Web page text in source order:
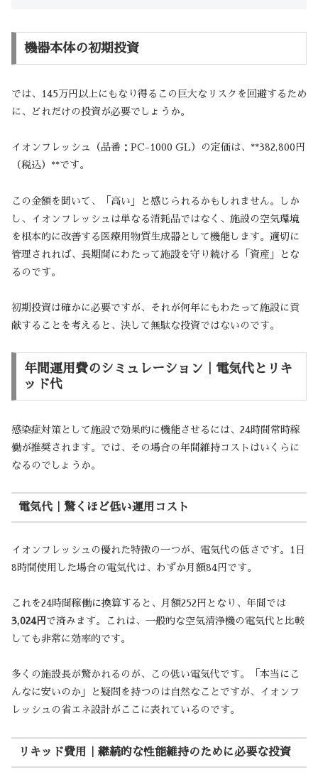
機器本体の初期投資
では、145万円以上にもなり得るこの巨大なリスクを回避するため
に、どれだけの投資が必要でしょうか。
イオンフレッシュ（品番：PC-1000 GL）の定価は、**382,800円
（税込）**です。
この金額を聞いて、「高い」と感じられるかもしれません。しか
し、イオンフレッシュは単なる消耗品ではなく、施設の空気環境
を根本的に改善する医療用物質生成器として機能します。適切に
管理されれば、長期間にわたって施設を守り続ける「資産」とな
るのです。
初期投資は確かに必要ですが、それが何年にもわたって施設に貢
献することを考えると、決して無駄な投資ではないのです。
年間運用費のシミュレーション｜電気代とリキ
ッド代
感染症対策として施設で効果的に機能させるには、24時間常時稼
働が推奨されます。では、その場合の年間維持コストはいくらに
なるのでしょうか。
電気代｜驚くほど低い運用コスト
イオンフレッシュの優れた特徴の一つが、電気代の低さです。1日
8時間使用した場合の電気代は、わずか月額84円です。
これを24時間稼働に換算すると、月額252円となり、年間では
3,024円 で済みます。これは、一般的な空気清浄機の電気代と比較
しても非常に効率的です。
多くの施設長が驚かれるのが、この低い電気代です。「本当にこ
んなに安いのか」と疑問を持つのは自然なことですが、イオンフ
レッシュの省エネ設計がここに表れているのです。
リキッド費用｜継続的な性能維持のために必要な投資